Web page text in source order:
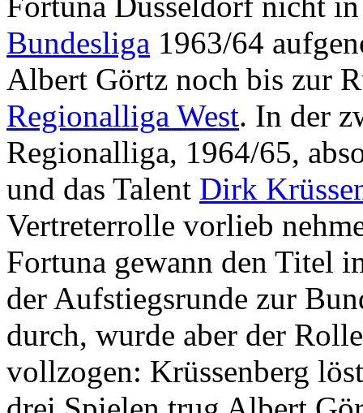
Bundesliga 1963/64
Albert Görtz noch bis zur
Regionalliga West. In der
Regionalliga, 1964/65,
und das Talent Dirk
Vertreterrolle vorlieb
Fortuna gewann den Titel
der Aufstiegsrunde zur
durch, wurde aber der
vollzogen: Krüssenberg